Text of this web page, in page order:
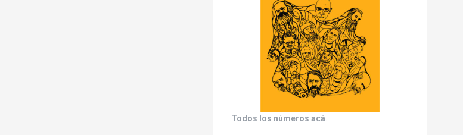
Todos los números acá.